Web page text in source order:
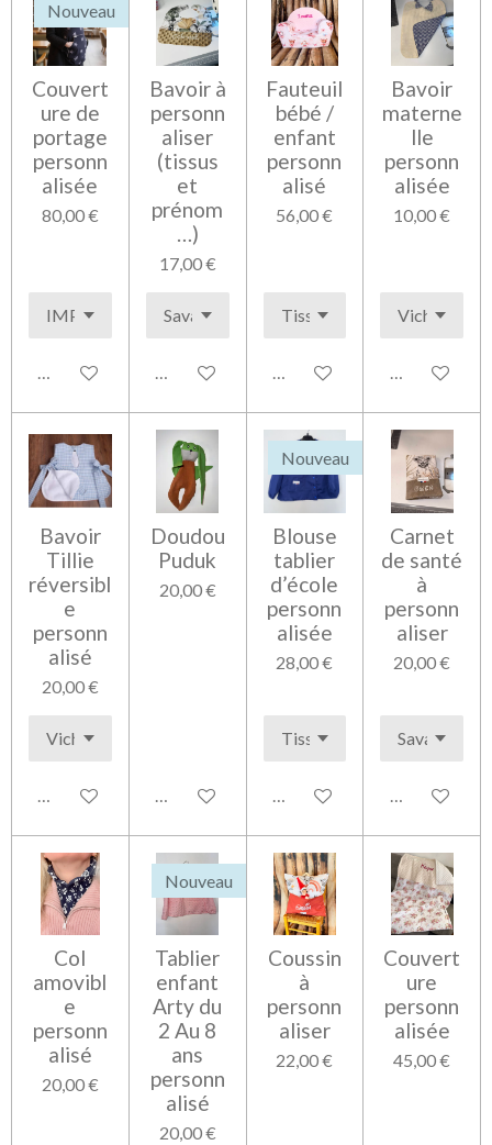
Nouveau
Couvert
ure de
portage
personn
alisée
80,00 €
Voir les détails
Bavoir à
personn
aliser
(tissus
et
prénom
…)
17,00 €
Voir les détails
Fauteuil
bébé /
enfant
personn
alisé
56,00 €
Voir les détails
Bavoir
materne
lle
personn
alisée
10,00 €
Voir les
Bavoir
Tillie
réversibl
e
personn
alisé
20,00 €
Voir les détails
Doudou
Puduk
20,00 €
Ajouter au panier
Nouveau
Blouse
tablier
d’école
personn
alisée
28,00 €
Voir les détails
Carnet
de santé
à
personn
aliser
20,00 €
Voir les
Col
amovibl
e
personn
alisé
20,00 €
Nouveau
Tablier
enfant
Arty du
2 Au 8
ans
personn
alisé
20,00 €
Coussin
à
personn
aliser
22,00 €
Couvert
ure
personn
alisée
45,00 €